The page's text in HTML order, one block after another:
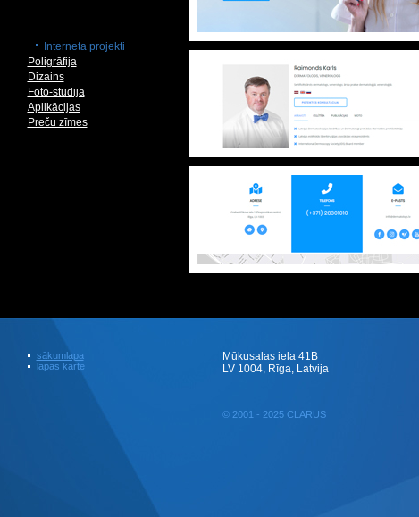
Interneta projekti
Poligrāfija
Dizains
Foto-studija
Aplikācijas
Preču zīmes
sākumlapa
lapas karte
Mūkusalas iela 41B
LV 1004, Rīga, Latvija
© 2001 - 2025 CLARUS